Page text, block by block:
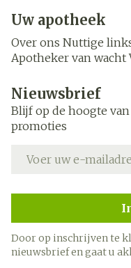
Uw apotheek
Over ons Nuttige
Apotheker van wacht
Nieuwsbrief
Blijf op de hoogte
promoties
Door op inschrijven te
nieuwsbrief en gaat u